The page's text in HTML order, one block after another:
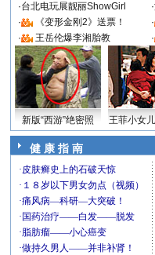
·台北电玩展靓丽ShowGirl ·
·
《变形金刚2》送票！ ·
·
王岳伦爆李湘胎教 ·
新版“西游”绝密照 王菲小女
健 康 指 南